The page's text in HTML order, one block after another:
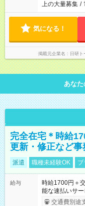
上の大量募集 /
気になる！
掲載元企業名 日研
あなた
完全在宅＊時給
更新・修正など事
派遣 職種未経験OK ブ
給与
時給1700円＋
能な速払いサー
交通費別途